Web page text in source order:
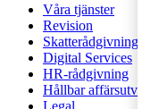
Våra tjänster
Revision
Skatterådgivning
Digital Services
HR-rådgivning
Hållbar
Legal